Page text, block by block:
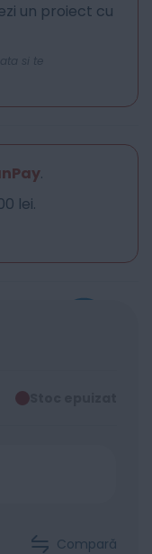
un proiect cu
si te
.
lei.
Compară